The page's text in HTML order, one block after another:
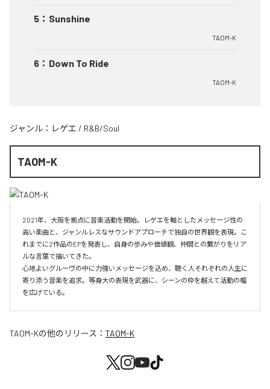
5 ： Sunshine
TAOM-K
6 ： Down To Ride
TAOM-K
ジャンル： レゲエ / R&B/Soul
TAOM-K
2021年、大阪を拠点に音楽活動を開始。レゲエを軸としたメッセージ性の
高い楽曲と、ジャンルレスなサウンドアプローチで独自の世界観を表現。こ
れまでに2作品のEPを発表し、自身の歩みや価値観、仲間との繋がりをリア
ルな言葉で描いてきた。
心地よいグルーヴの中に力強いメッセージを込め、聴く人それぞれの人生に
寄り添う音楽を追求。等身大の表現を武器に、シーンの枠を越えて活動の幅
TAOM-Kの他のリリース： TAOM-K